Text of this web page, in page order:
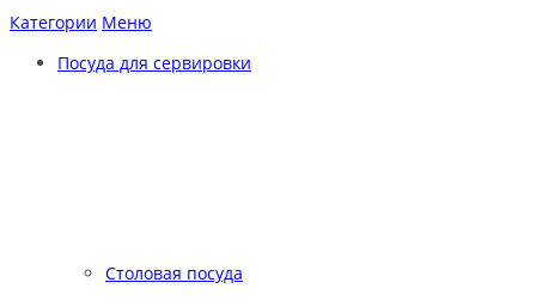
Категории Меню
Посуда для сервировки
Столовая посуда